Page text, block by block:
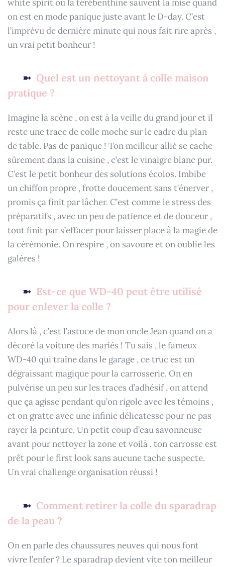
white spirit ou la térébenthine sauvent la mise quand
on est en mode panique juste avant le D-day. C’est
l’imprévu de dernière minute qui nous fait rire après ,
un vrai petit bonheur !
Quel est un nettoyant à colle maison
pratique ?
Imagine la scène , on est à la veille du grand jour et il
reste une trace de colle moche sur le cadre du plan
de table. Pas de panique ! Ton meilleur allié se cache
sûrement dans la cuisine , c’est le vinaigre blanc pur.
C’est le petit bonheur des solutions écolos. Imbibe
un chiffon propre , frotte doucement sans t’énerver ,
promis ça finit par lâcher. C’est comme le stress des
préparatifs , avec un peu de patience et de douceur ,
tout finit par s’effacer pour laisser place à la magie de
la cérémonie. On respire , on savoure et on oublie les
galères !
Est-ce que WD-40 peut être utilisé
pour enlever la colle ?
Alors là , c’est l’astuce de mon oncle Jean quand on a
décoré la voiture des mariés ! Tu sais , le fameux
WD-40 qui traîne dans le garage , ce truc est un
dégraissant magique pour la carrosserie. On en
pulvérise un peu sur les traces d’adhésif , on attend
que ça agisse pendant qu’on rigole avec les témoins ,
et on gratte avec une infinie délicatesse pour ne pas
rayer la peinture. Un petit coup d’eau savonneuse
avant pour nettoyer la zone et voilà , ton carrosse est
prêt pour le first look sans aucune tache suspecte.
Un vrai challenge organisation réussi !
Comment retirer la colle du sparadrap
de la peau ?
On en parle des chaussures neuves qui nous font
vivre l’enfer ? Le sparadrap devient vite ton meilleur